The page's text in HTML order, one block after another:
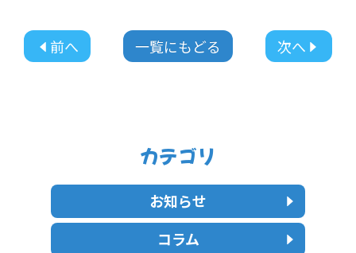
前へ 一覧にもどる 次へ
カテゴリ
お知らせ
コラム